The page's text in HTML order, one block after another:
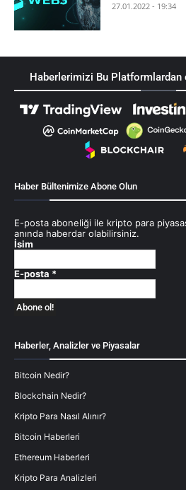
27.01.2022 - 19:34
Haberlerimizi Bu Platformlardan
Haber Bültenimize Abone Olun
E-posta aboneliği ile kripto para
anında haberdar olabilirsiniz.
İsim
E-posta *
Haberler, Analizler ve Piyasalar
Bitcoin Nedir?
Blockchain Nedir?
Kripto Para Nasıl Alınır?
Bitcoin Haberleri
Ethereum Haberleri
Kripto Para Analizleri